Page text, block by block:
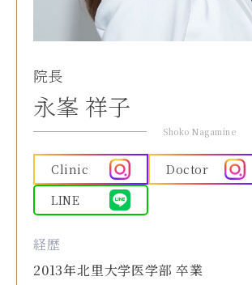
院長
永峯 祥子
Shoko Nagamine
Clinic
Doctor
LINE
経歴
2013年北里大学医学部 卒業